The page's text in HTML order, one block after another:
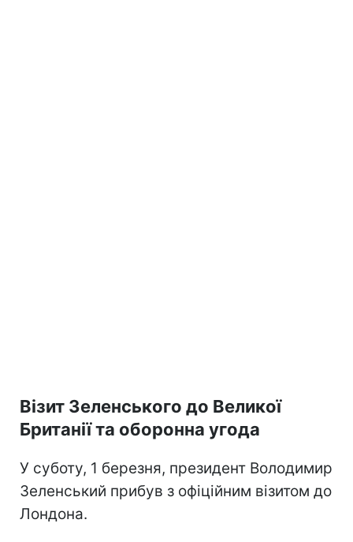
Візит Зеленського до Великої
Британії та оборонна угода
У суботу, 1 березня, президент Володимир
Зеленський прибув з офіційним візитом до
Лондона.